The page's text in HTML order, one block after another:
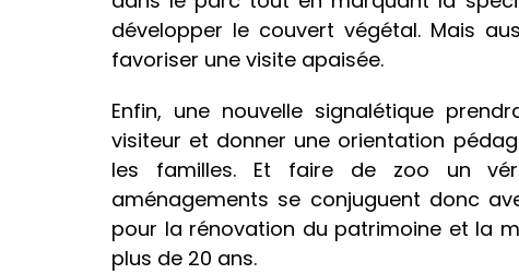
développer le couvert végétal. Mais
favoriser une visite apaisée.
Enfin, une nouvelle signalétique
visiteur et donner une orientation
les familles. Et faire de zoo un
aménagements se conjuguent donc
pour la rénovation du patrimoine et la
plus de 20 ans.